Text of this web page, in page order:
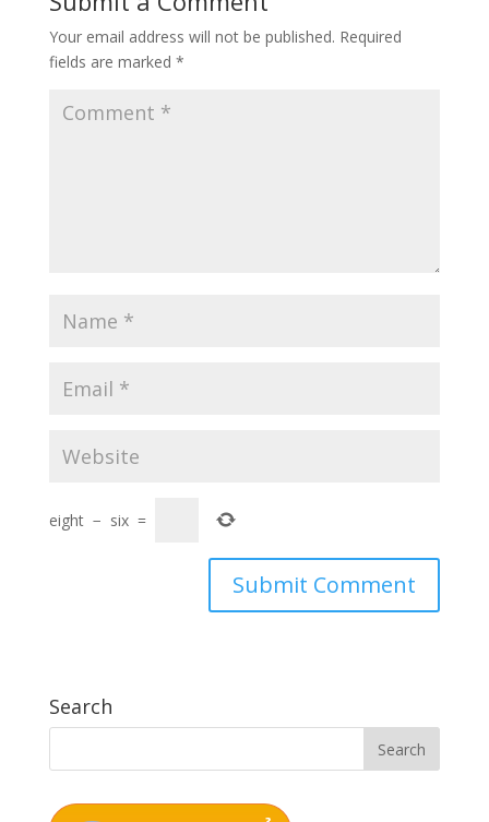
Your email address will not be published. Required
fields are marked *
eight − six =
Search